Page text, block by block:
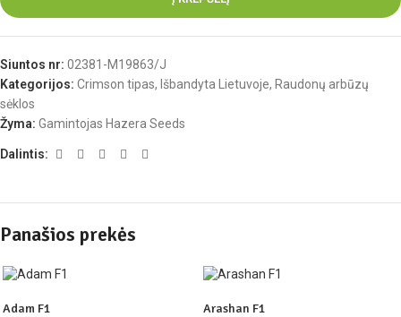
Siuntos nr: 02381-M19863/J
Kategorijos: Crimson tipas, Išbandyta Lietuvoje, Raudonų arbūzų
sėklos
Žyma: Gamintojas Hazera Seeds
Dalintis:
Panašios prekės
Adam F1 Arashan F1